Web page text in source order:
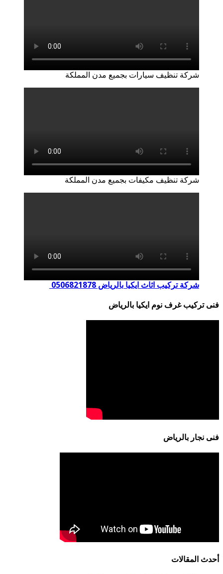
شركة تنظيف سيارات بجميع مدن المملكة
شركة تنظيف مكيفات بجميع مدن المملكة
شركة تركيب اثاث ايكيا بالرياض 0506821878
فنى تركيب غرف نوم ايكيا بالرياض
فنى نجار بالرياض
أحدث المقالات